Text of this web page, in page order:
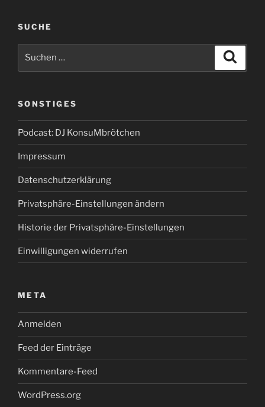
SUCHE
SONSTIGES
Podcast: DJ KonsuMbrötchen
Impressum
Datenschutzerklärung
Privatsphäre-Einstellungen ändern
Historie der Privatsphäre-Einstellungen
Einwilligungen widerrufen
META
Anmelden
Feed der Einträge
Kommentare-Feed
WordPress.org